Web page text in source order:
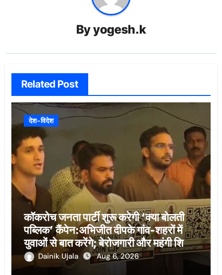
Byyogesh.k
Related Post
देश-विदेश
कॉकरोच जनता पार्टी शुरू करेगी ‘क्या बोलती
पब्लिक’ कैंपेन:अभिजीत दीपके गांव-शहरों में
युवाओं से बात करेंगे; बेरोजगारी और महंगी शिक्षा
होगी मुद्दाDainik Ujala Aug 6, 2026